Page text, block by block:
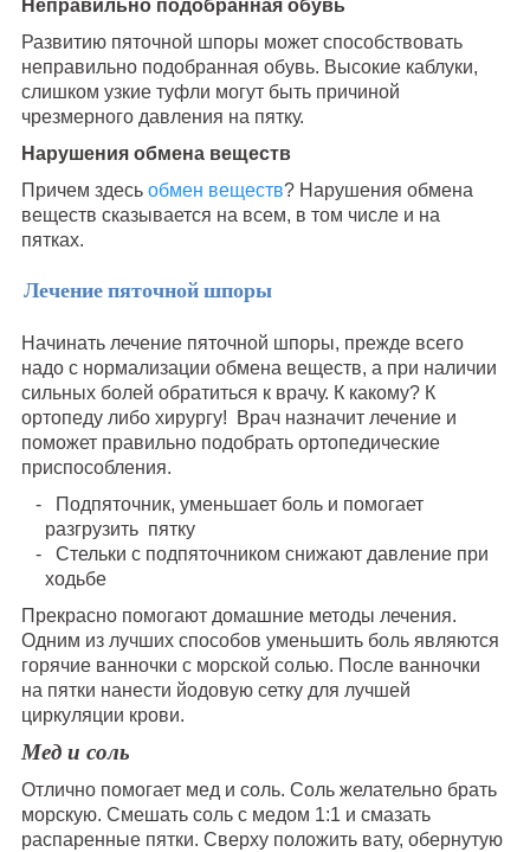
Неправильно подобранная обувь
Развитию пяточной шпоры может способствовать
неправильно подобранная обувь. Высокие каблуки,
слишком узкие туфли могут быть причиной
чрезмерного давления на пятку.
Нарушения обмена веществ
Причем здесь обмен веществ? Нарушения обмена
веществ сказывается на всем, в том числе и на
пятках.
Лечение пяточной шпоры
Начинать лечение пяточной шпоры, прежде всего
надо с нормализации обмена веществ, а при наличии
сильных болей обратиться к врачу. К какому? К
ортопеду либо хирургу! Врач назначит лечение и
поможет правильно подобрать ортопедические
приспособления.
Подпяточник, уменьшает боль и помогает
разгрузить пятку
Стельки с подпяточником снижают давление при
ходьбе
Прекрасно помогают домашние методы лечения.
Одним из лучших способов уменьшить боль являются
горячие ванночки с морской солью. После ванночки
на пятки нанести йодовую сетку для лучшей
циркуляции крови.
Мед и соль
Отлично помогает мед и соль. Соль желательно брать
морскую. Смешать соль с медом 1:1 и смазать
распаренные пятки. Сверху положить вату, обернутую